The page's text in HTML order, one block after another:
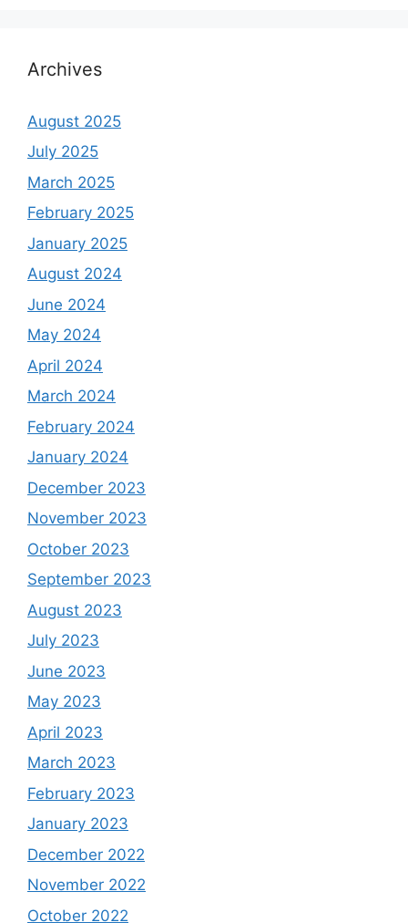
Archives
August 2025
July 2025
March 2025
February 2025
January 2025
August 2024
June 2024
May 2024
April 2024
March 2024
February 2024
January 2024
December 2023
November 2023
October 2023
September 2023
August 2023
July 2023
June 2023
May 2023
April 2023
March 2023
February 2023
January 2023
December 2022
November 2022
October 2022